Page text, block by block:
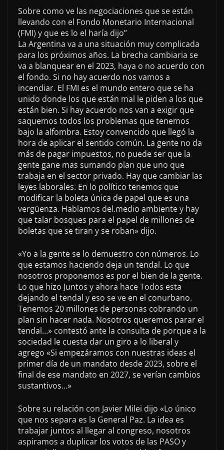
Sobre como ve las negociaciones que se están
llevando con el Fondo Monetario Internacional
(FMI) y que es lo el haría dijo”
La Argentina va a una situación muy complicada
para los próximos años. La brecha cambiaria se
va a blanquear en el 2023, haya o no acuerdo con
el fondo. Si no hay acuerdo nos vamos a
incendiar. El FMI es el mundo entero que se ha
unido donde los que están mal le piden a los que
están bien. Si hay acuerdo nos van a exigir que
saquemos todos los problemas que tenemos
bajo la alfombra. Estoy convencido que llegó la
hora de aplicar el sentido común. La gente no da
más de pagar impuestos, no puede ser que la
gente gane mas sumando plan que uno que
trabaja en el sector privado. Hay que cambiar las
leyes laborales. En lo político tenemos que
modificar la boleta única de papel que es una
vergüenza. Hablamos del.medio ambiente y hay
que talar bosques para el papel de millones de
boletas que se tiran y se roban» dijo.
«Yo a la gente se lo demuestro con números. Lo
que estamos haciendo deja un tendal. Lo que
nosotros proponemos es por el bien de la gente.
Lo que hizo Juntos y ahora hace Todos esta
dejando el tendal y eso se ve en el conurbano.
Tenemos 20 millones de personas cobrando un
plan sin hacer nada. Nosotros queremos parar el
tendal…» contestó ante la consulta de porque a la
sociedad le cuesta dar un giro a lo liberal y
agrego «Si empezáramos con nuestras ideas el
primer día de un mandato desde 2023, sobre el
final de ese mandato en 2027, se verían cambios
sustantivos…»
Sobre su relación con Javier Milei dijo «Lo único
que nos separa es la General Paz. La idea es
trabajar juntos al llegar al congreso, nosotros
aspiramos a duplicar los votos de las PASO y